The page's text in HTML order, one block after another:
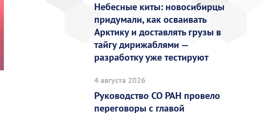
Небесные киты: новосибирцы
придумали, как осваивать
Арктику и доставлять грузы в
тайгу дирижаблями —
разработку уже тестируют
4 августа 2026
Руководство СО РАН провело
переговоры с главой